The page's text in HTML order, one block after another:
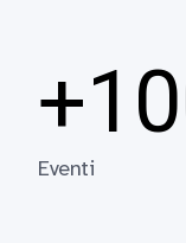
Eventi